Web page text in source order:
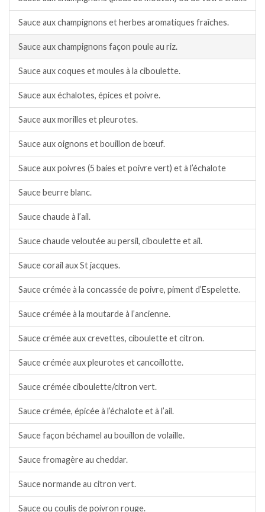
Sauce aux champignons et herbes aromatiques fraîches.
Sauce aux champignons façon poule au riz.
Sauce aux coques et moules à la ciboulette.
Sauce aux échalotes, épices et poivre.
Sauce aux morilles et pleurotes.
Sauce aux oignons et bouillon de bœuf.
Sauce aux poivres (5 baies et poivre vert) et à l’échalote
Sauce beurre blanc.
Sauce chaude à l’ail.
Sauce chaude veloutée au persil, ciboulette et ail.
Sauce corail aux St jacques.
Sauce crémée à la concassée de poivre, piment d’Espelette.
Sauce crémée à la moutarde à l’ancienne.
Sauce crémée aux crevettes, ciboulette et citron.
Sauce crémée aux pleurotes et cancoillotte.
Sauce crémée ciboulette/citron vert.
Sauce crémée, épicée à l’échalote et à l’ail.
Sauce façon béchamel au bouillon de volaille.
Sauce fromagère au cheddar.
Sauce normande au citron vert.
Sauce ou coulis de poivron rouge.